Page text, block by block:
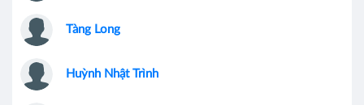
Tàng Long
Huỳnh Nhật Trình